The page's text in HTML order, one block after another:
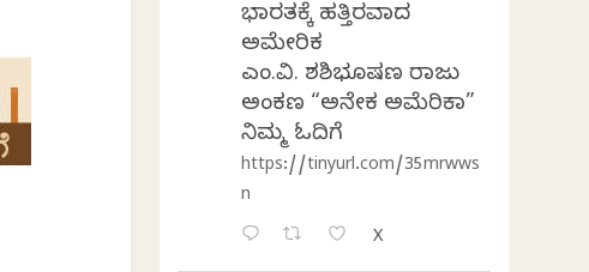
ಭಾರತಕ್ಕೆ ಹತ್ತಿರವಾದ
ಅಮೇರಿಕ
ಎಂ.ವಿ. ಶಶಿಭೂಷಣ ರಾಜು
ಅಂಕಣ “ಅನೇಕ ಅಮೆರಿಕಾ”
ನಿಮ್ಮ ಓದಿಗೆ
https://tinyurl.com/35mrwws
n
X